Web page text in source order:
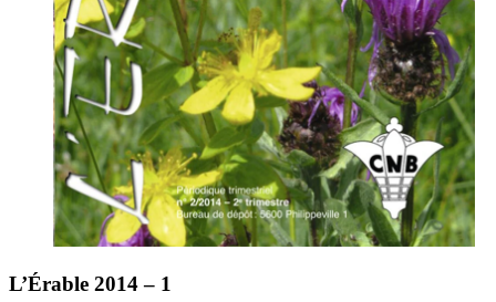
L’Érable 2014 – 1